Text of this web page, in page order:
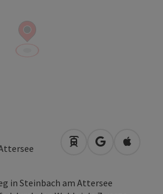
Anreise mit
in Google
in
in Steinbach am Attersee